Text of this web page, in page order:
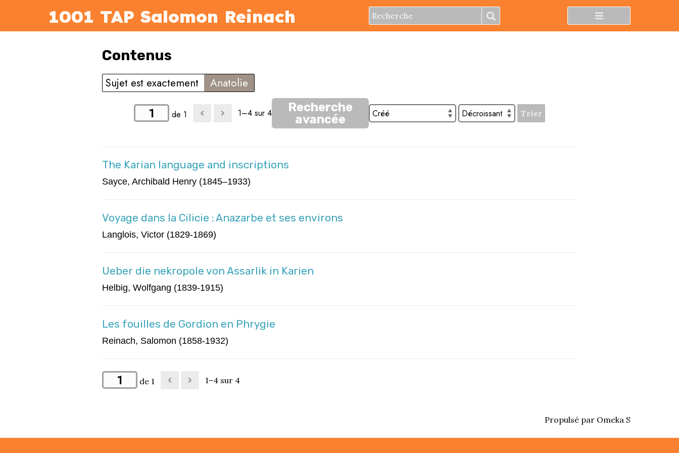
1001 TAP Salomon Reinach
Contenus
Sujet est exactement Anatolie
de 1 1–4 sur 4
Recherche
avancée
Trier
The Karian language and inscriptions
Sayce, Archibald Henry (1845–1933)
Voyage dans la Cilicie : Anazarbe et ses environs
Langlois, Victor (1829‑1869)
Ueber die nekropole von Assarlik in Karien
Helbig, Wolfgang (1839-1915)
Les fouilles de Gordion en Phrygie
Reinach, Salomon (1858-1932)
de 1 1–4 sur 4
Propulsé par Omeka S